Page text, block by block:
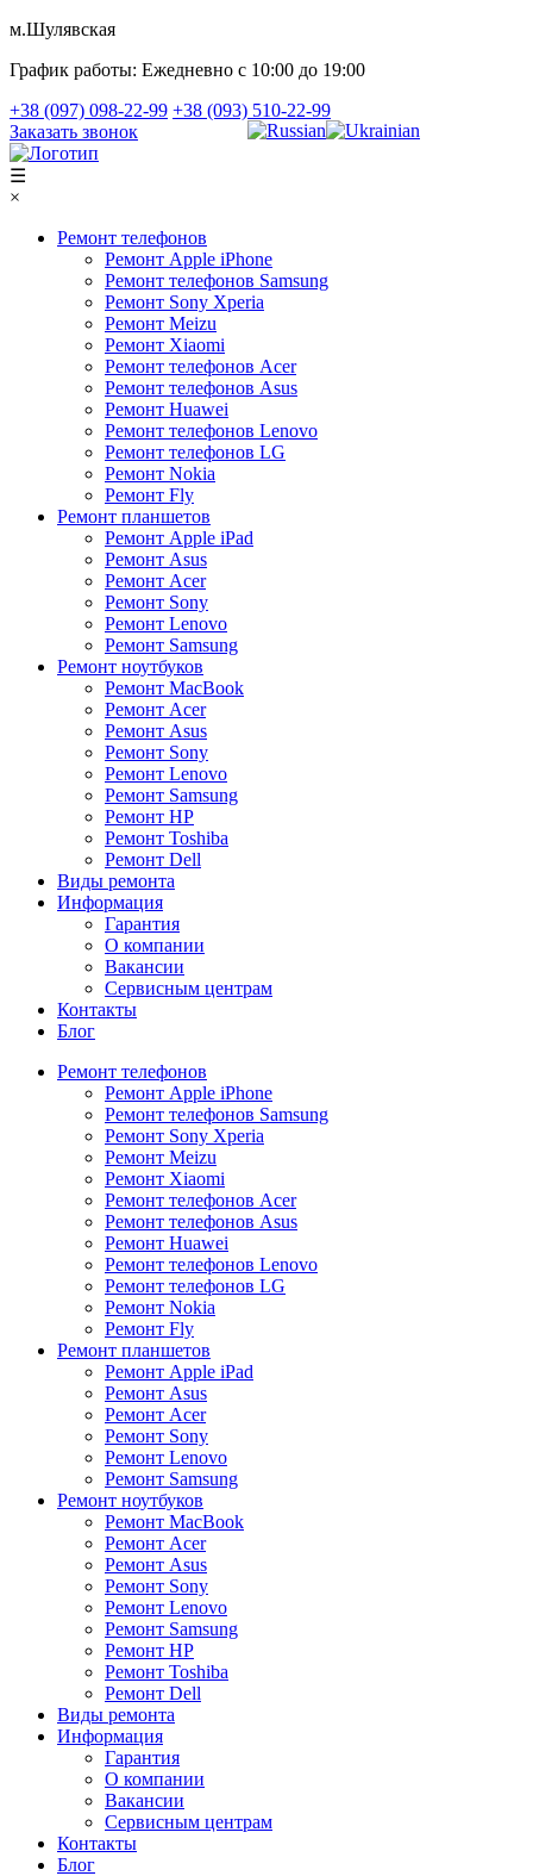
м.Шулявская
График работы: Ежедневно с 10:00 до 19:00
+38 (097) 098-22-99 +38 (093) 510-22-99
Заказать звонок
☰
×
Ремонт телефонов
Ремонт Apple iPhone
Ремонт телефонов Samsung
Ремонт Sony Xperia
Ремонт Meizu
Ремонт Xiaomi
Ремонт телефонов Acer
Ремонт телефонов Asus
Ремонт Huawei
Ремонт телефонов Lenovo
Ремонт телефонов LG
Ремонт Nokia
Ремонт Fly
Ремонт планшетов
Ремонт Apple iPad
Ремонт Asus
Ремонт Acer
Ремонт Sony
Ремонт Lenovo
Ремонт Samsung
Ремонт ноутбуков
Ремонт MacBook
Ремонт Acer
Ремонт Asus
Ремонт Sony
Ремонт Lenovo
Ремонт Samsung
Ремонт HP
Ремонт Toshiba
Ремонт Dell
Виды ремонта
Информация
Гарантия
О компании
Вакансии
Сервисным центрам
Контакты
Блог
Ремонт телефонов
Ремонт Apple iPhone
Ремонт телефонов Samsung
Ремонт Sony Xperia
Ремонт Meizu
Ремонт Xiaomi
Ремонт телефонов Acer
Ремонт телефонов Asus
Ремонт Huawei
Ремонт телефонов Lenovo
Ремонт телефонов LG
Ремонт Nokia
Ремонт Fly
Ремонт планшетов
Ремонт Apple iPad
Ремонт Asus
Ремонт Acer
Ремонт Sony
Ремонт Lenovo
Ремонт Samsung
Ремонт ноутбуков
Ремонт MacBook
Ремонт Acer
Ремонт Asus
Ремонт Sony
Ремонт Lenovo
Ремонт Samsung
Ремонт HP
Ремонт Toshiba
Ремонт Dell
Виды ремонта
Информация
Гарантия
О компании
Вакансии
Сервисным центрам
Контакты
Блог